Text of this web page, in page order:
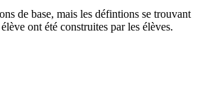
de base, mais les défintions se trouvant
ont été construites par les élèves.